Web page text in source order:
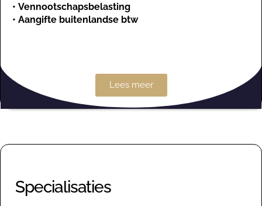
• Vennootschapsbelasting
• Aangifte buitenlandse btw
Lees meer
Specialisaties